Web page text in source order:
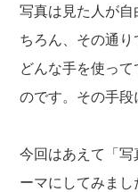
写真は見た人が
ちろん、その通り
どんな手を使っ
のです。その手段
今回はあえて「
ーマにしてみまし